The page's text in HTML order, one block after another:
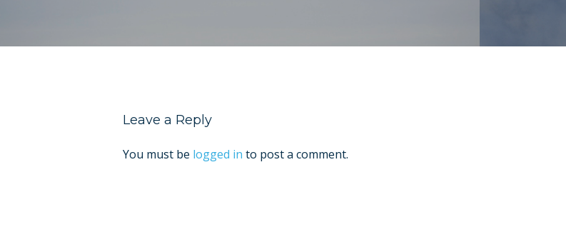
Leave a Reply
You must be logged in to post a comment.